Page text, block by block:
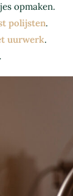
opmaken.
polijsten.
uurwerk.